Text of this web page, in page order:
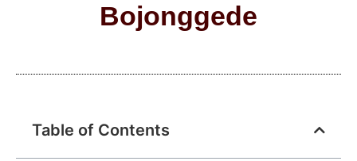
Bojonggede
Table of Contents